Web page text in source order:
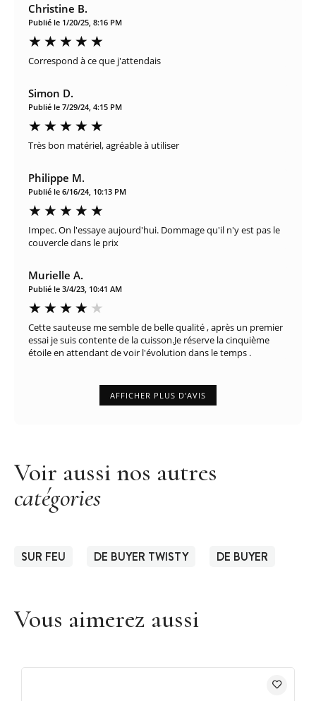
Christine B.
Publié le 1/20/25, 8:16 PM
Correspond à ce que j'attendais
Simon D.
Publié le 7/29/24, 4:15 PM
Très bon matériel, agréable à utiliser
Philippe M.
Publié le 6/16/24, 10:13 PM
Impec. On l'essaye aujourd'hui. Dommage qu'il n'y est pas le
couvercle dans le prix
Murielle A.
Publié le 3/4/23, 10:41 AM
Cette sauteuse me semble de belle qualité , après un premier
essai je suis contente de la cuisson.Je réserve la cinquième
étoile en attendant de voir l'évolution dans le temps .
AFFICHER PLUS D'AVIS
Voir aussi nos autres
catégories
SUR FEU DE BUYER TWISTY DE BUYER
Vous aimerez aussi